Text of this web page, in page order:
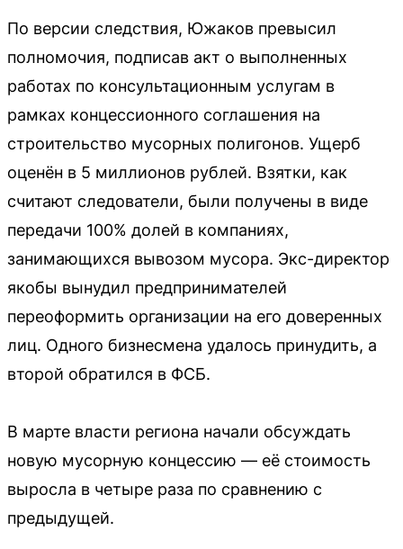
По версии следствия, Южаков превысил
полномочия, подписав акт о выполненных
работах по консультационным услугам в
рамках концессионного соглашения на
строительство мусорных полигонов. Ущерб
оценён в 5 миллионов рублей. Взятки, как
считают следователи, были получены в виде
передачи 100% долей в компаниях,
занимающихся вывозом мусора. Экс-директор
якобы вынудил предпринимателей
переоформить организации на его доверенных
лиц. Одного бизнесмена удалось принудить, а
второй обратился в ФСБ.
В марте власти региона начали обсуждать
новую мусорную концессию — её стоимость
выросла в четыре раза по сравнению с
предыдущей.